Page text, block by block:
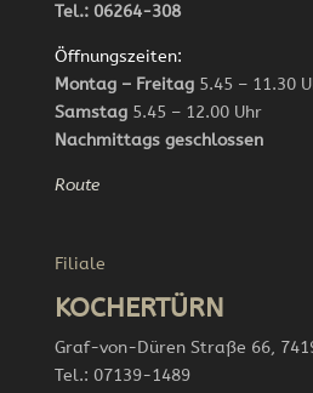
Tel.: 06264-308
Öffnungszeiten:
Montag – Freitag 5.45 – 11.30
Samstag 5.45 – 12.00 Uhr
Nachmittags geschlossen
Route
Filiale
KOCHERTÜRN
Graf-von-Düren Straße 66,
Tel.: 07139-1489